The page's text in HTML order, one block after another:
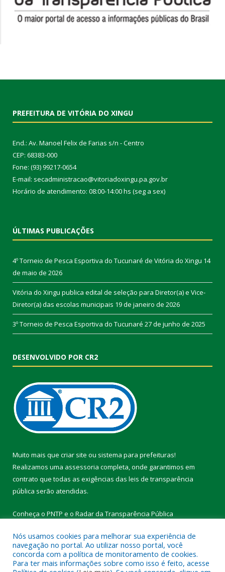
PREFEITURA DE VITÓRIA DO XINGU
End.: Av. Manoel Felix de Farias s/n - Centro
CEP: 68383-000
Fone: (93) 99217-0654
E-mail: secadministracao@vitoriadoxingu.pa.gov.br
Horário de atendimento: 08:00-14:00 hs (seg a sex)
ÚLTIMAS PUBLICAÇÕES
4º Torneio de Pesca Esportiva do Tucunaré de Vitória do Xingu 14
de maio de 2026
Vitória do Xingu publica edital de seleção para Diretor(a) e Vice-
Diretor(a) das escolas municipais 19 de janeiro de 2026
3º Torneio de Pesca Esportiva do Tucunaré 27 de junho de 2025
DESENVOLVIDO POR CR2
Muito mais que criar site ou sistema para prefeituras!
Realizamos uma assessoria completa, onde garantimos em
contrato que todas as exigências das leis de transparência
pública serão atendidas.
Conheça o PNTP e o Radar da Transparência Pública
Todos os direitos reservados a Prefeitura Municipal de Vitória do
Nós usamos cookies para melhorar sua experiência de
navegação no portal. Ao utilizar nosso portal, você
concorda com a política de monitoramento de cookies.
Para ter mais informações sobre como isso é feito, acesse